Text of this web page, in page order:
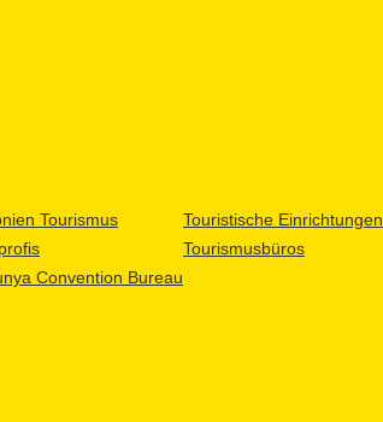
Tourismus
Convention Bureau
Touristische Einrichtungen
Tourismusbüros